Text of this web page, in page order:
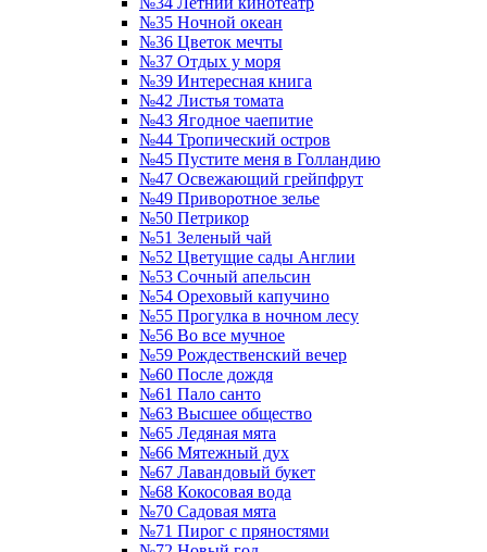
№35 Ночной океан
№36 Цветок мечты
№37 Отдых у моря
№39 Интересная книга
№42 Листья томата
№43 Ягодное чаепитие
№44 Тропический остров
№45 Пустите меня в Голландию
№47 Освежающий грейпфрут
№49 Приворотное зелье
№50 Петрикор
№51 Зеленый чай
№52 Цветущие сады Англии
№53 Сочный апельсин
№54 Ореховый капучино
№55 Прогулка в ночном лесу
№56 Во все мучное
№59 Рождественский вечер
№60 После дождя
№61 Пало санто
№63 Высшее общество
№65 Ледяная мята
№66 Мятежный дух
№67 Лавандовый букет
№68 Кокосовая вода
№70 Садовая мята
№71 Пирог с пряностями